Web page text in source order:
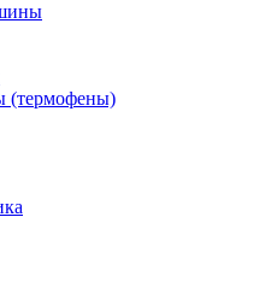
(термофены)